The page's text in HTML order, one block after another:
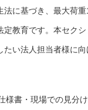
法に基づき、最大荷
教育です。本セク
い法人担当者様に
書・現場での見分け